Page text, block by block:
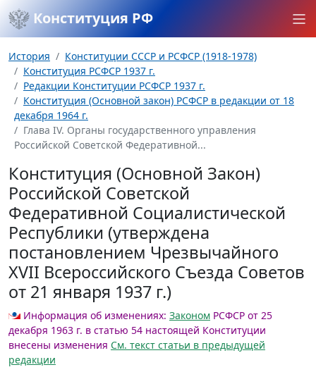
Конституция РФ
История
Конституции СССР и РСФСР (1918-1978)
Конституция РСФСР 1937 г.
Редакции Конституции РСФСР 1937 г.
Конституция (Основной закон) РСФСР в редакции от 18
декабря 1964 г.
Глава IV. Органы государственного управления
Российской Советской Федеративной...
Конституция (Основной Закон)
Российской Советской
Федеративной Социалистической
Республики (утверждена
постановлением Чрезвычайного
XVII Всероссийского Съезда Советов
от 21 января 1937 г.)
Информация об изменениях: Законом РСФСР от 25
декабря 1963 г. в статью 54 настоящей Конституции
внесены изменения См. текст статьи в предыдущей
редакции